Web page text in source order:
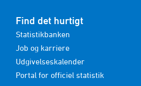
Find det hurtigt
Statistikbanken
Job og karriere
Udgivelseskalender
Portal for officiel statistik